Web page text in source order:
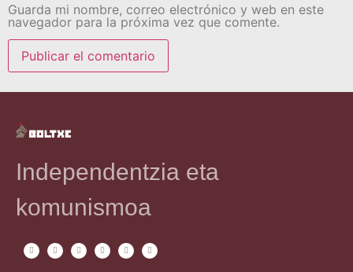
Guarda mi nombre, correo electrónico y web en este
navegador para la próxima vez que comente.
Independentzia eta
komunismoa